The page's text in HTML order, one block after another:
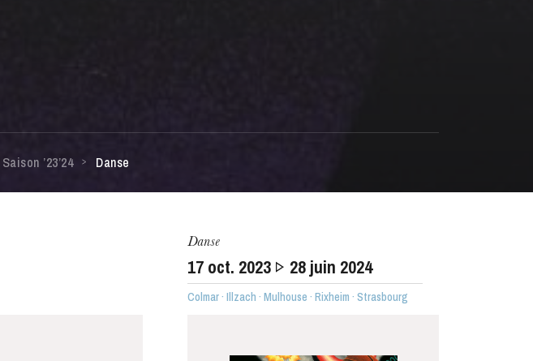
Saison ’23’24 Danse
Danse
17 oct. 2023 28 juin 2024
Colmar · Illzach · Mulhouse · Rixheim · Strasbourg